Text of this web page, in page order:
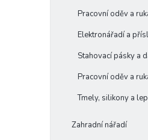
Pracovní oděv a
Elektronářadí a
Stahovací pásky a
Pracovní oděv a
Tmely, silikony a
Zahradní nářadí